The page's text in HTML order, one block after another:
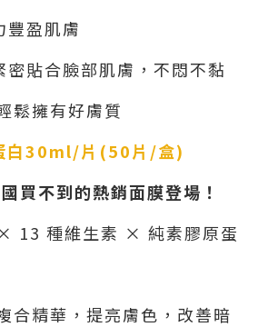
豐盈肌膚
密貼合臉部肌膚，不悶不黏
鬆擁有好膚質
30ml/片 (50片 /盒)
買不到的熱銷面膜登場！
13 種維生素 × 純素膠原蛋
合精華，提亮膚色，改善暗